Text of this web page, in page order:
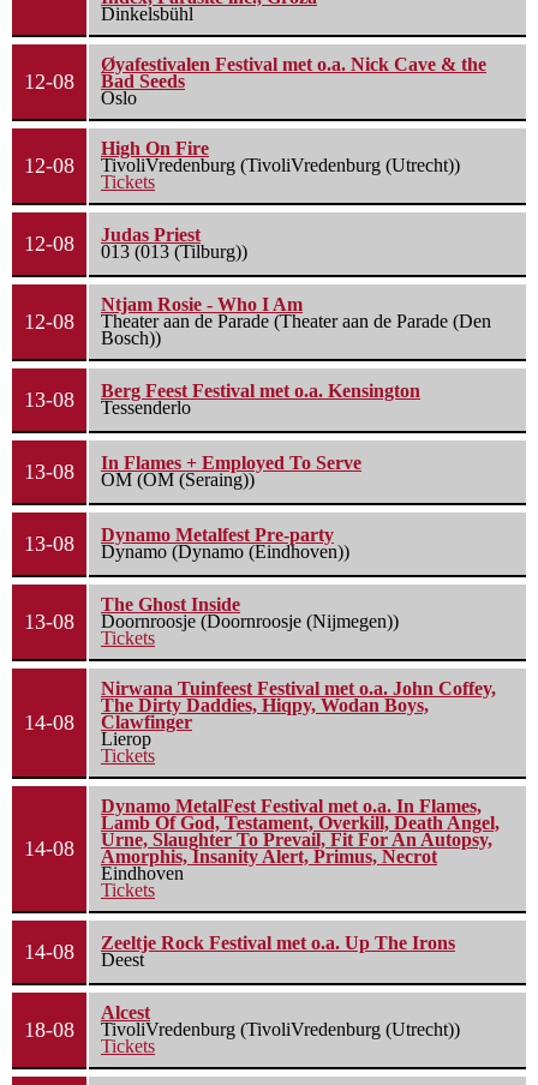
Dinkelsbühl
12-08
Øyafestivalen Festival met o.a. Nick Cave & the
Bad Seeds
Oslo
12-08
High On Fire
TivoliVredenburg (TivoliVredenburg (Utrecht))
Tickets
12-08
Judas Priest
013 (013 (Tilburg))
12-08
Ntjam Rosie - Who I Am
Theater aan de Parade (Theater aan de Parade (Den
Bosch))
13-08
Berg Feest Festival met o.a. Kensington
Tessenderlo
13-08
In Flames + Employed To Serve
OM (OM (Seraing))
13-08
Dynamo Metalfest Pre-party
Dynamo (Dynamo (Eindhoven))
13-08
The Ghost Inside
Doornroosje (Doornroosje (Nijmegen))
Tickets
14-08
Nirwana Tuinfeest Festival met o.a. John Coffey,
The Dirty Daddies, Hiqpy, Wodan Boys,
Clawfinger
Lierop
Tickets
14-08
Dynamo MetalFest Festival met o.a. In Flames,
Lamb Of God, Testament, Overkill, Death Angel,
Urne, Slaughter To Prevail, Fit For An Autopsy,
Amorphis, Insanity Alert, Primus, Necrot
Eindhoven
Tickets
14-08
Zeeltje Rock Festival met o.a. Up The Irons
Deest
18-08
Alcest
TivoliVredenburg (TivoliVredenburg (Utrecht))
Tickets